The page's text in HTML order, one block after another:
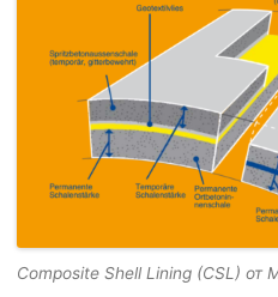
Composite Shell Lining (CSL) от